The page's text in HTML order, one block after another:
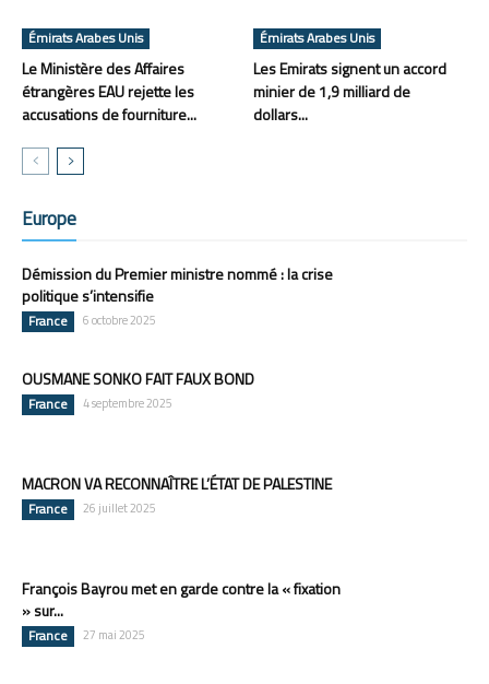
Émirats Arabes Unis
Le Ministère des Affaires
étrangères EAU rejette les
accusations de fourniture...
Émirats Arabes Unis
Les Emirats signent un accord
minier de 1,9 milliard de
dollars...
Europe
Démission du Premier ministre nommé : la crise
politique s’intensifie
France 6 octobre 2025
OUSMANE SONKO FAIT FAUX BOND
France 4 septembre 2025
MACRON VA RECONNAÎTRE L’ÉTAT DE PALESTINE
France 26 juillet 2025
François Bayrou met en garde contre la « fixation
» sur...
France 27 mai 2025